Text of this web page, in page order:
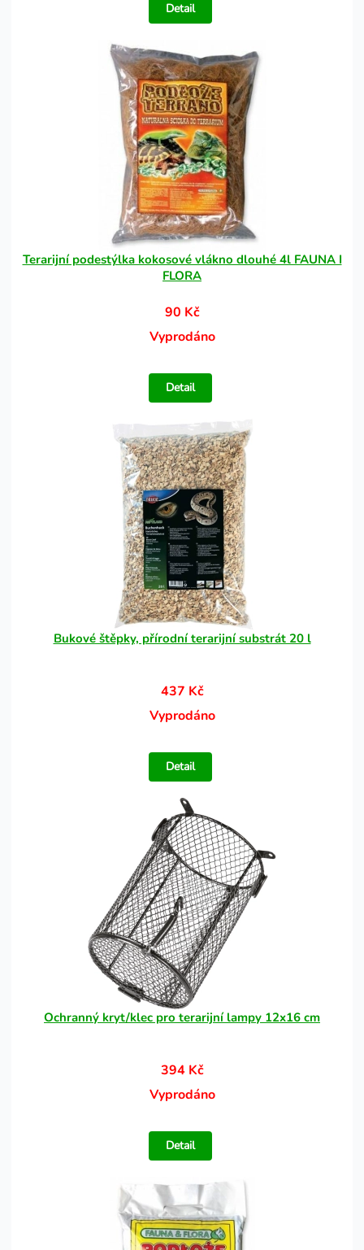
Detail
Terarijní podestýlka kokosové vlákno dlouhé 4l FAUNA I
FLORA
90 Kč
Vyprodáno
Detail
Bukové štěpky, přírodní terarijní substrát 20 l
437 Kč
Vyprodáno
Detail
Ochranný kryt/klec pro terarijní lampy 12x16 cm
394 Kč
Vyprodáno
Detail